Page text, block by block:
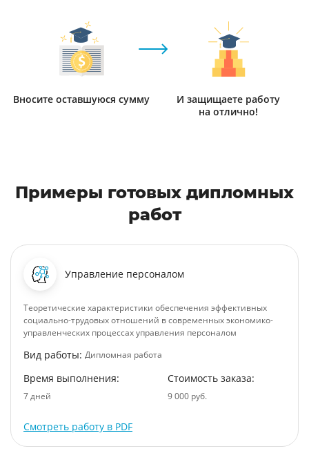
Вносите оставшуюся сумму
И защищаете работу
на отлично!
Примеры готовых дипломных
работ
Управление персоналом
Теоретические характеристики обеспечения эффективных
социально-трудовых отношений в современных экономико-
управленческих процессах управления персоналом
Вид работы: Дипломная работа
Время выполнения:
7 дней
Стоимость заказа:
9 000 руб.
Смотреть работу в PDF